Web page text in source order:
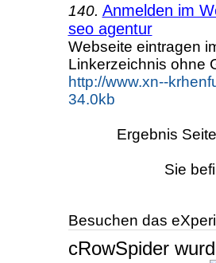
140. Anmelden im
seo agentur
Webseite eintragen
Linkerzeichnis ohne
http://www.xn--
34.0kb
Ergebnis
Sie
Besuchen das
cRowSpider